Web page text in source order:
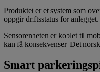
Produktet er et system som
oppgir driftsstatus for anlegget.
Sensorenheten er koblet til
kan få konsekvenser. Det
Smart